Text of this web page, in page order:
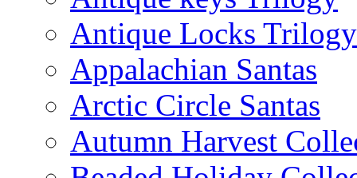
Antique Locks Trilogy
Appalachian Santas
Arctic Circle Santas
Autumn Harvest